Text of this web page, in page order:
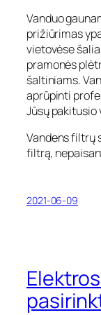
Vanduo
prižiūrimas
vietovėse
pramonės
šaltiniams.
aprūpinti
Jūsų pakitusio
Vandens filtrų
filtrą,
2021-06-09